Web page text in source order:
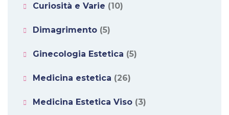
Curiosità e Varie (10)
Dimagrimento (5)
Ginecologia Estetica (5)
Medicina estetica (26)
Medicina Estetica Viso (3)